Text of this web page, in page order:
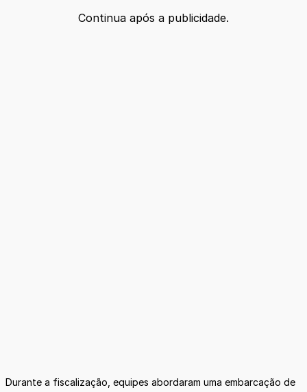
Continua após a publicidade.
Durante a fiscalização, equipes abordaram uma embarcação de